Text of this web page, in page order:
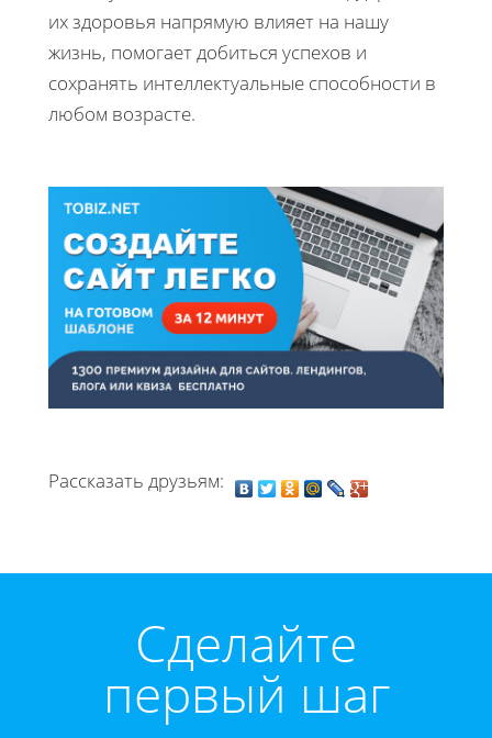
их здоровья напрямую влияет на нашу
жизнь, помогает добиться успехов и
сохранять интеллектуальные способности в
любом возрасте.
Рассказать друзьям:
Cделайте
первый шаг